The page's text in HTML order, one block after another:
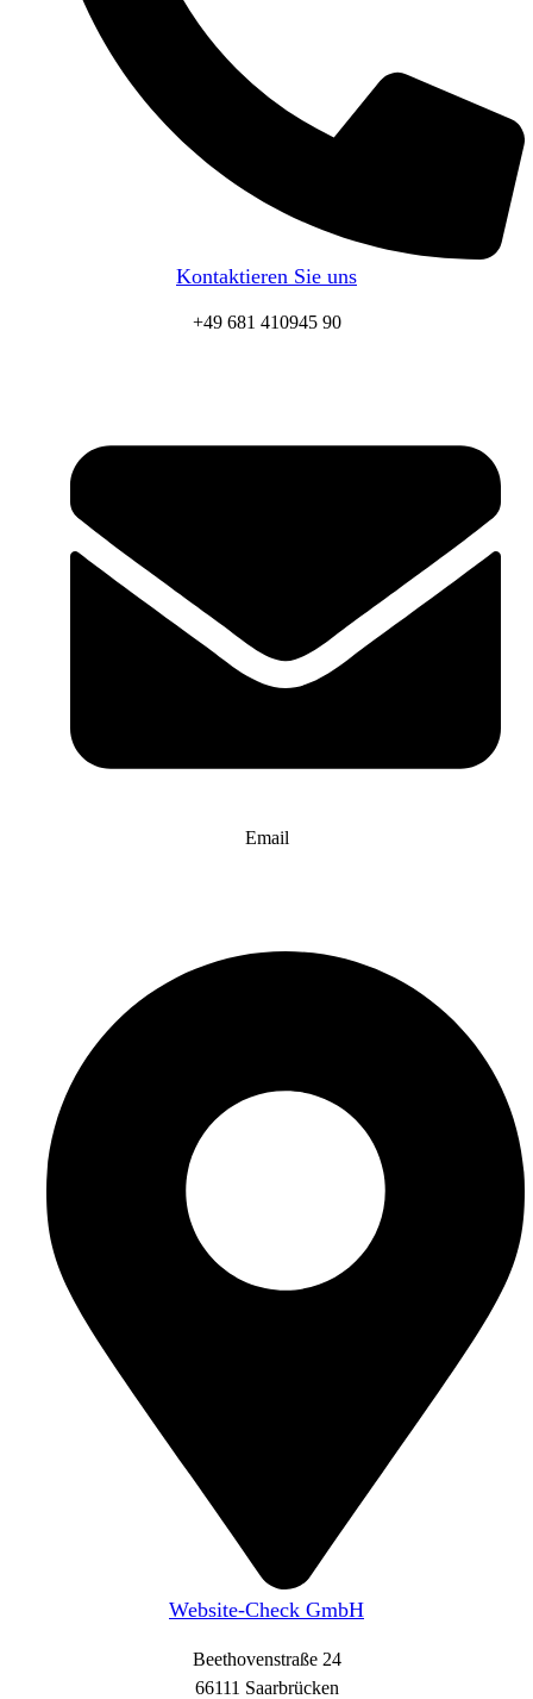
Kontaktieren Sie uns
+49 681 410945 90
Email
Website-Check GmbH
Beethovenstraße 24
66111 Saarbrücken